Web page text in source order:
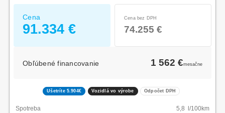
Cena
91.334 €
Cena bez DPH
74.255 €
Obľúbené financovanie 1 562 €mesačne
Ušetríte 5.904€ Vozidlá vo výrobe Odpočet DPH
Spotreba 5,8
l/100km